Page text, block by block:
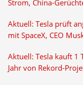
Strom, China-
Aktuell: Tesla prüft
mit SpaceX, CEO
Aktuell: Tesla kauft 1
Jahr von Rekord-